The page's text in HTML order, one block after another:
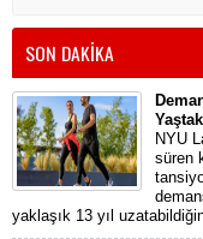
SON DAKİKA
NYU
süren
yaklaşık 13 yıl